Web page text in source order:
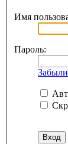
Имя
Пароль: